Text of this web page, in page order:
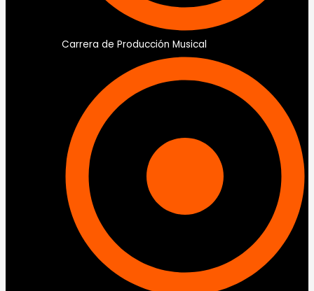
Carrera de Producción Musical